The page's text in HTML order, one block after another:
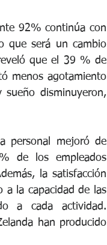
92% continúa con
que será un cambio
que el 39 % de
menos agotamiento
disminuyeron,
personal mejoró de
de los empleados
la satisfacción
a la capacidad de las
a cada actividad.
han producido